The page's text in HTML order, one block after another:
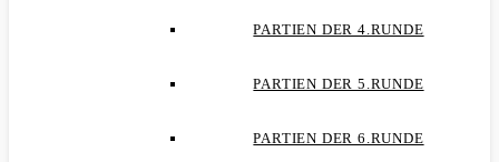
PARTIEN DER 4.RUNDE
PARTIEN DER 5.RUNDE
PARTIEN DER 6.RUNDE